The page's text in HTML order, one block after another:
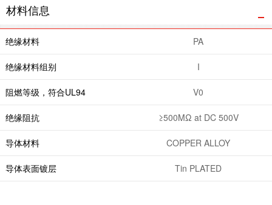
材料信息
绝缘材料 PA
绝缘材料组别 I
阻燃等级，符合UL94 V0
绝缘阻抗 ≥500MΩ at DC 500V
导体材料 COPPER ALLOY
导体表面镀层 Tin PLATED